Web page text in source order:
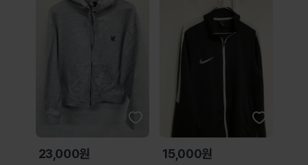
23,000원 15,000원